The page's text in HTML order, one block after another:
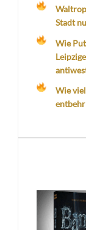
Stadt
Wie
Wie